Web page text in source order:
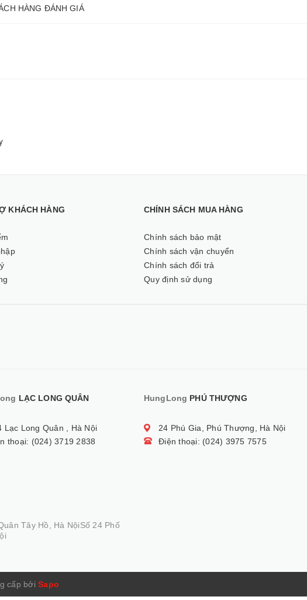
HÀNG ĐÁNH GIÁ
KHÁCH HÀNG CHÍNH SÁCH MUA HÀNG
Chính sách bảo mật
Chính sách vận chuyển
Chính sách đổi trả
Quy định sử dụng
LẠC LONG QUÂN
Lạc Long Quân , Hà Nội
thoại: (024) 3719 2838
HungLong PHÚ THƯỢNG
24 Phú Gia, Phú Thượng, Hà Nội
Điện thoại: (024) 3975 7575
Tây Hồ, Hà NộiSố 24 Phố
cấp bởi Sapo